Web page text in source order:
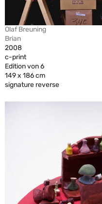
Olaf Breuning
Brian
2008
c-print
Edition von 6
149 x 186 cm
signature reverse